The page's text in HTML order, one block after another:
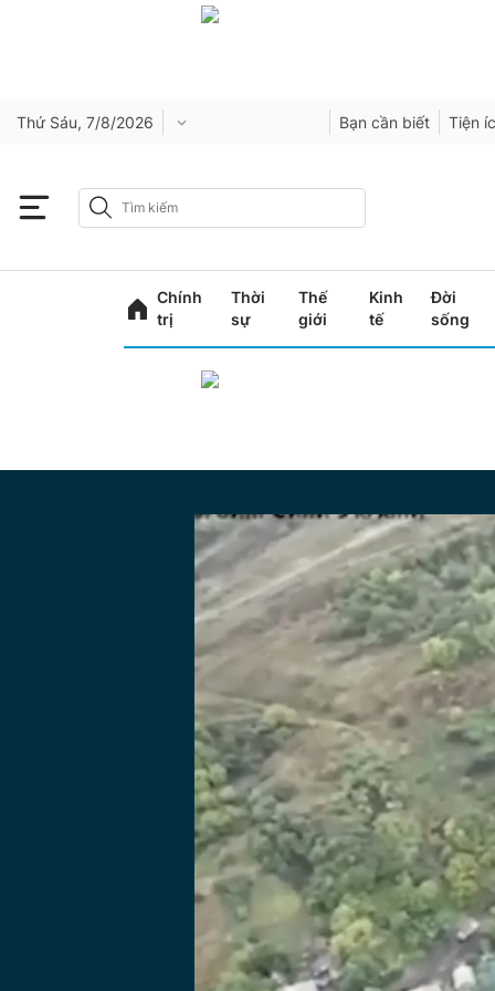
Thứ Sáu, 7/8/2026 Bạn cần biết Tiện
Chính
trị
Thời
sự
Thế
giới
Kinh
tế
Đời
sống